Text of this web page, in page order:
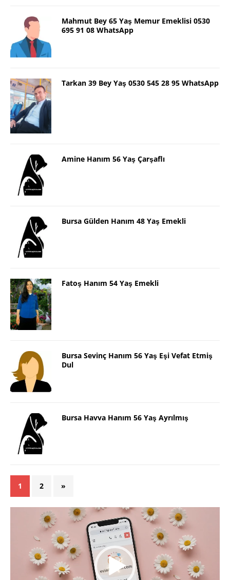
Mahmut Bey 65 Yaş Memur Emeklisi 0530
695 91 08 WhatsApp
Tarkan 39 Bey Yaş 0530 545 28 95 WhatsApp
Amine Hanım 56 Yaş Çarşaflı
Bursa Gülden Hanım 48 Yaş Emekli
Fatoş Hanım 54 Yaş Emekli
Bursa Sevinç Hanım 56 Yaş Eşi Vefat Etmiş
Dul
Bursa Havva Hanım 56 Yaş Ayrılmış
1 2 »